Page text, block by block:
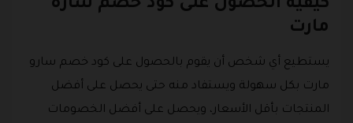
كيفية الحصول على كود خصم ساره
مارت
يستطيع أي شخص أن يقوم بالحصول على كود خصم سارو
مارت بكل سهولة ويستفاد منه حتى يحصل على أفضل
المنتجات بأقل الأسعار، ويحصل على أفضل الخصومات